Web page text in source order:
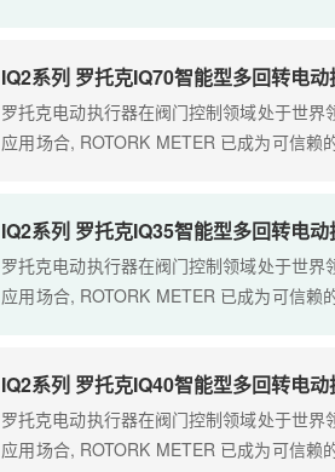
IQ2系列 罗托克IQ70智能型多回转电
罗托克电动执行器在阀门控制领域处于世
应用场合, ROTORK METER 已成为可信
IQ2系列 罗托克IQ35智能型多回转电
罗托克电动执行器在阀门控制领域处于世
应用场合, ROTORK METER 已成为可信
IQ2系列 罗托克IQ40智能型多回转电
罗托克电动执行器在阀门控制领域处于世
应用场合, ROTORK METER 已成为可信